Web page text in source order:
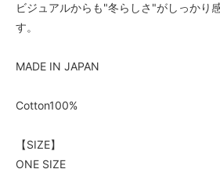
ビジュアルからも"冬らしさ"がしっかり
す。
MADE IN JAPAN
Cotton100%
【SIZE】
ONE SIZE